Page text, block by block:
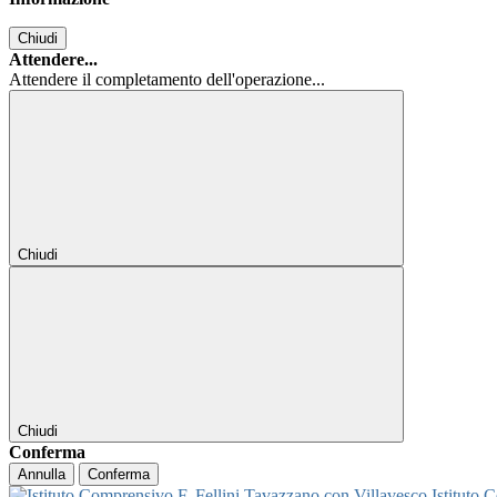
Chiudi
Attendere...
Attendere il completamento dell'operazione...
Chiudi
Chiudi
Conferma
Annulla Conferma